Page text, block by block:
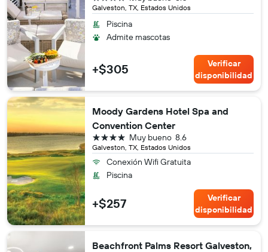
Galveston, TX, Estados Unidos
Piscina
Admite mascotas
+$305
Verificar
disponibilidad
Moody Gardens Hotel Spa and
Convention Center
Galveston, TX, Estados Unidos
8.6
Muy bueno
4 estrellas
Conexión Wifi Gratuita
Piscina
+$257
Verificar
disponibilidad
Beachfront Palms Resort Galveston,